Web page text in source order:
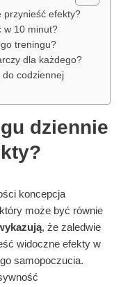
przynieść efekty?
w 10 minut?
treningu?
dla każdego?
codziennej
dziennie
koncepcja
może być równie
, że zaledwie
widoczne efekty w
samopoczucia.